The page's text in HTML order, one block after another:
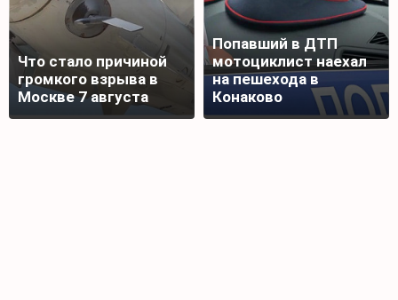
Что стало причиной
громкого взрыва в
Москве 7 августа
Попавший в ДТП
мотоциклист наехал
на пешехода в
Конаково